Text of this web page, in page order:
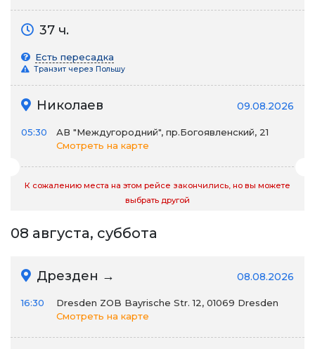
37 ч.
Есть пересадка
Транзит через Польшу
Николаев 09.08.2026
05:30
АВ "Междугородний", пр.Богоявленский, 21
Смотреть на карте
К сожалению места на этом рейсе закончились, но вы можете
выбрать другой
08 августа, суббота
Дрезден → 08.08.2026
16:30
Dresden ZOB Bayrische Str. 12, 01069 Dresden
Смотреть на карте